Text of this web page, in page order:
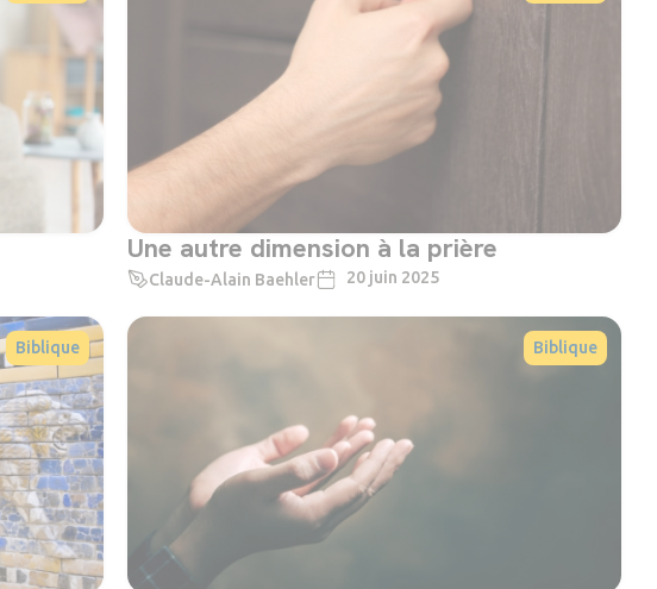
Une autre dimension à la prière
Claude-Alain Baehler 20 juin 2025
Biblique Biblique